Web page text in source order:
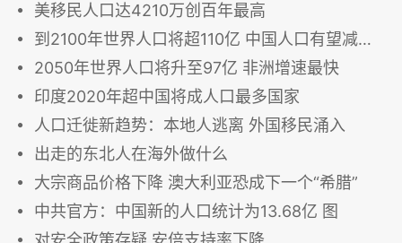
美移民人口达4210万创百年最高
到2100年世界人口将超110亿 中国人口有望减少1.4%
2050年世界人口将升至97亿 非洲增速最快
印度2020年超中国将成人口最多国家
人口迁徙新趋势：本地人逃离 外国移民涌入
出走的东北人在海外做什么
大宗商品价格下降 澳大利亚恐成下一个“希腊”
中共官方：中国新的人口统计为13.68亿 图